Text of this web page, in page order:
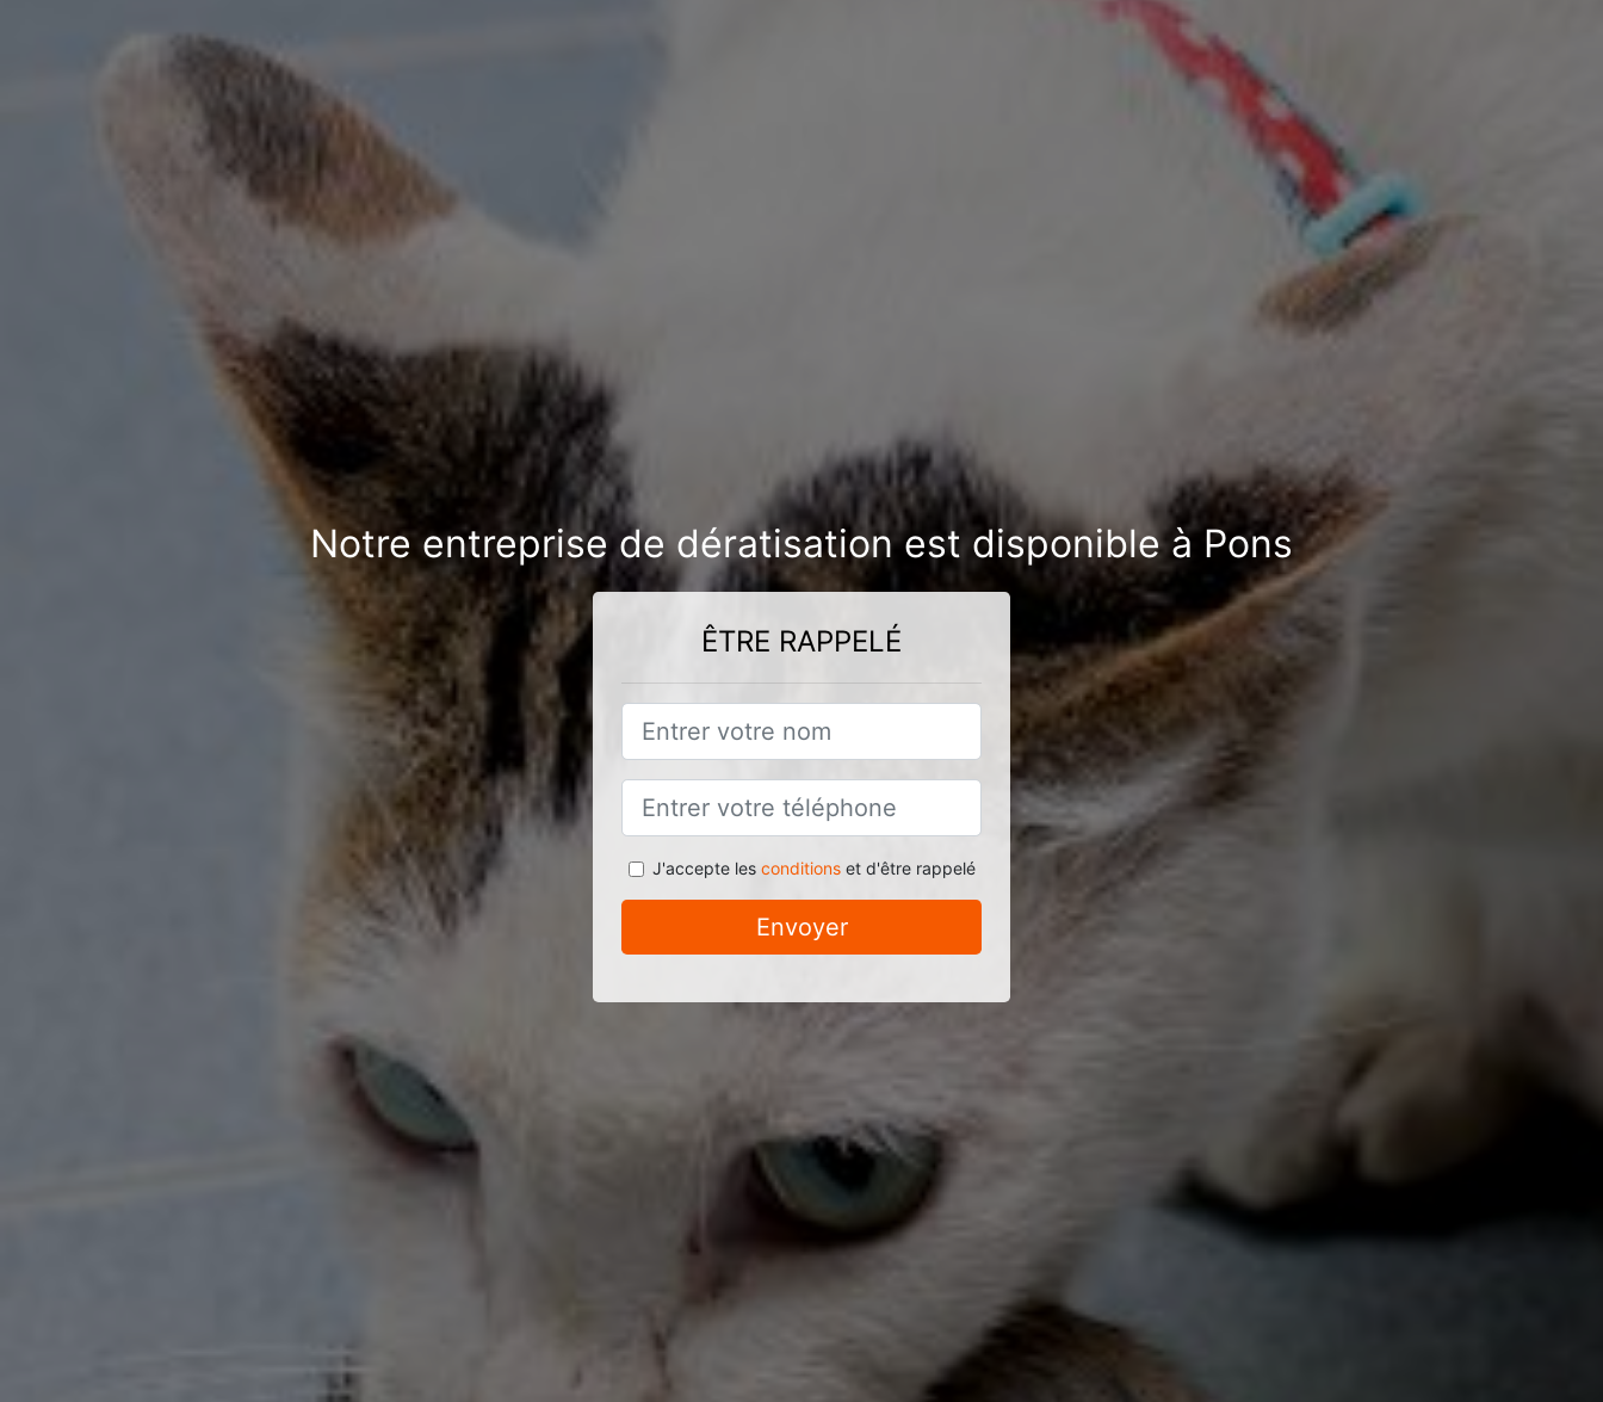
Notre entreprise de dératisation est disponible à Pons
ÊTRE RAPPELÉ
J'accepte les conditionset d'être rappelé
Envoyer